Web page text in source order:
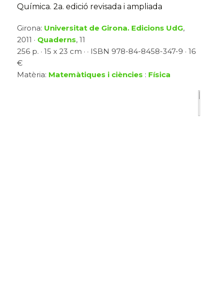
Química. 2a. edició revisada i ampliada
Girona: Universitat de Girona. Edicions UdG,
2011 · Quaderns, 11
256 p. · 15 x 23 cm · · ISBN 978-84-8458-347-9 · 16
€
Matèria: Matemàtiques i ciències : Física